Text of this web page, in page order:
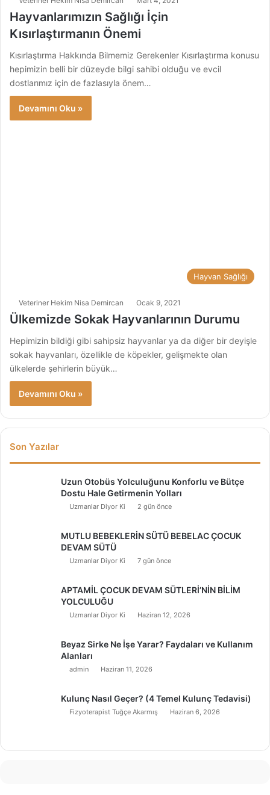
Hayvanlarımızın Sağlığı İçin
Kısırlaştırmanın Önemi
Kısırlaştırma Hakkında Bilmemiz Gerekenler Kısırlaştırma konusu
hepimizin belli bir düzeyde bilgi sahibi olduğu ve evcil
dostlarımız için de fazlasıyla önem…
Devamını Oku »
Hayvan Sağlığı
Veteriner Hekim Nisa Demircan Ocak 9, 2021
Ülkemizde Sokak Hayvanlarının Durumu
Hepimizin bildiği gibi sahipsiz hayvanlar ya da diğer bir deyişle
sokak hayvanları, özellikle de köpekler, gelişmekte olan
ülkelerde şehirlerin büyük…
Devamını Oku »
Son Yazılar
Uzun Otobüs Yolculuğunu Konforlu ve Bütçe
Dostu Hale Getirmenin Yolları
Uzmanlar Diyor Ki 2 gün önce
MUTLU BEBEKLERİN SÜTÜ BEBELAC ÇOCUK
DEVAM SÜTÜ
Uzmanlar Diyor Ki 7 gün önce
APTAMİL ÇOCUK DEVAM SÜTLERİ’NİN BİLİM
YOLCULUĞU
Uzmanlar Diyor Ki Haziran 12, 2026
Beyaz Sirke Ne İşe Yarar? Faydaları ve Kullanım
Alanları
admin Haziran 11, 2026
Kulunç Nasıl Geçer? (4 Temel Kulunç Tedavisi)
Fizyoterapist Tuğçe Akarmış Haziran 6, 2026